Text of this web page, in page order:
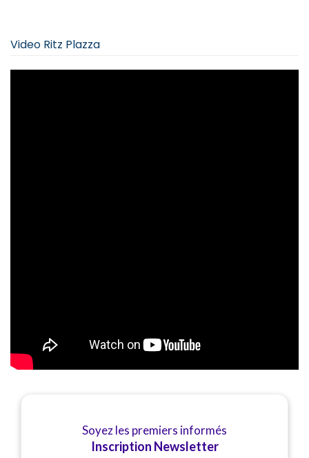
Video Ritz Plazza
Soyez les premiers informés
Inscription Newsletter